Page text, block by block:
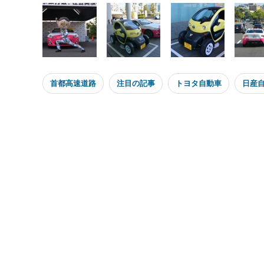
首都高速道路 注目の記事 トヨタ自動車 日産